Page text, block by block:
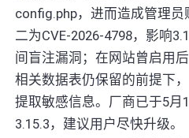
config.php，进而造成管理
二为CVE-2026-4798，影响
间盲注漏洞；在网站曾启用
相关数据表仍保留的前提下
提取敏感信息。厂商已于5月
3.15.3，建议用户尽快升级。